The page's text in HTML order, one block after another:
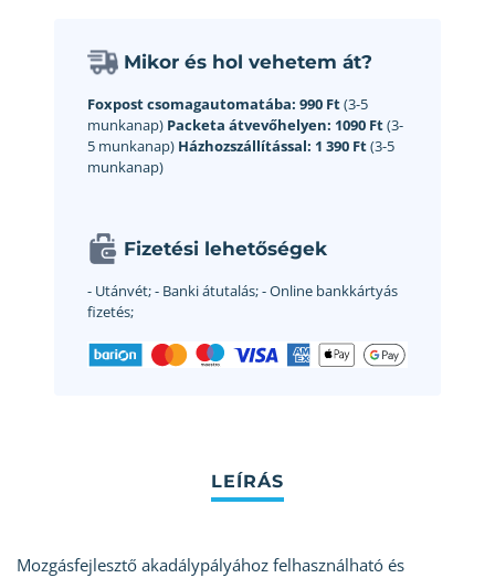
Mikor és hol vehetem át?
Foxpost csomagautomatába: 990 Ft(3-5
munkanap) Packeta átvevőhelyen: 1090 Ft(3-
5 munkanap) Házhozszállítással: 1 390 Ft(3-5
munkanap)
Fizetési lehetőségek
- Utánvét;- Banki átutalás;- Online bankkártyás
fizetés;
Mozgásfejlesztő akadálypályához felhasználható és